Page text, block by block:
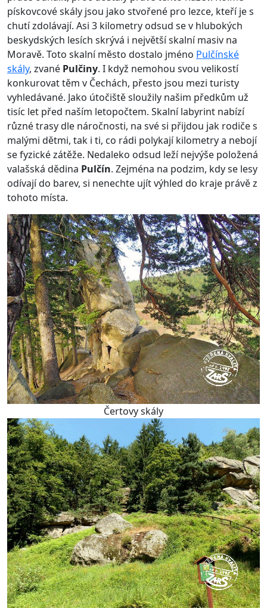
pískovcové skály jsou jako stvořené pro lezce, kteří je s
chutí zdolávají. Asi 3 kilometry odsud se v hlubokých
beskydských lesích skrývá i největší skalní masiv na
Moravě. Toto skalní město dostalo jméno Pulčínské
skály, zvané Pulčiny. I když nemohou svou velikostí
konkurovat těm v Čechách, přesto jsou mezi turisty
vyhledávané. Jako útočiště sloužily našim předkům už
tisíc let před naším letopočtem. Skalní labyrint nabízí
různé trasy dle náročnosti, na své si přijdou jak rodiče s
malými dětmi, tak i ti, co rádi polykají kilometry a nebojí
se fyzické zátěže. Nedaleko odsud leží nejvýše položená
valašská dědina Pulčín. Zejména na podzim, kdy se lesy
odívají do barev, si nenechte ujít výhled do kraje právě z
tohoto místa.
Čertovy skály